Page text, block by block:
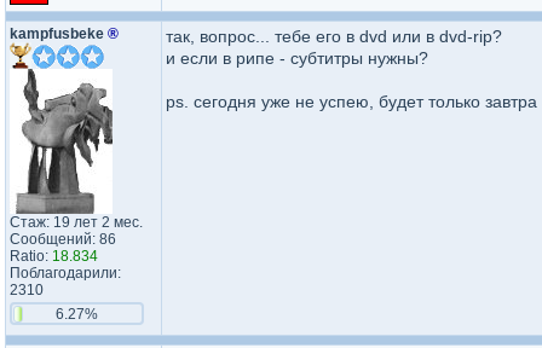
kampfusbeke ®
Стаж: 19 лет 2 мес.
Сообщений: 86
Ratio: 18.834
Поблагодарили:
2310
6.27%
так, вопрос... тебе его в dvd или в dvd-rip?
и если в рипе - субтитры нужны?
ps. сегодня уже не успею, будет только завтра